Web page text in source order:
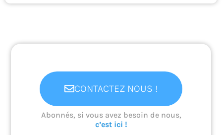
CONTACTEZ NOUS !
Abonnés, si vous avez besoin de nous,
c’est ici !